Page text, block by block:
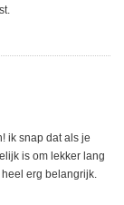
ik snap dat als je
is om lekker lang
erg belangrijk.